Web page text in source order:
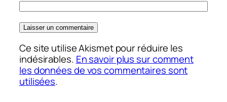
Ce site utilise Akismet pour réduire les
indésirables. En savoir plus sur comment
les données de vos commentaires sont
utilisées.